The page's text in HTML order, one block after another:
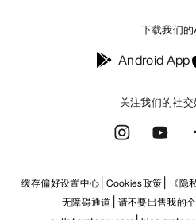
关注我们的社
下载我们
Android App
缓存偏好设置中心 Cookies政策 《隐
无障碍通道
请不要出售我的